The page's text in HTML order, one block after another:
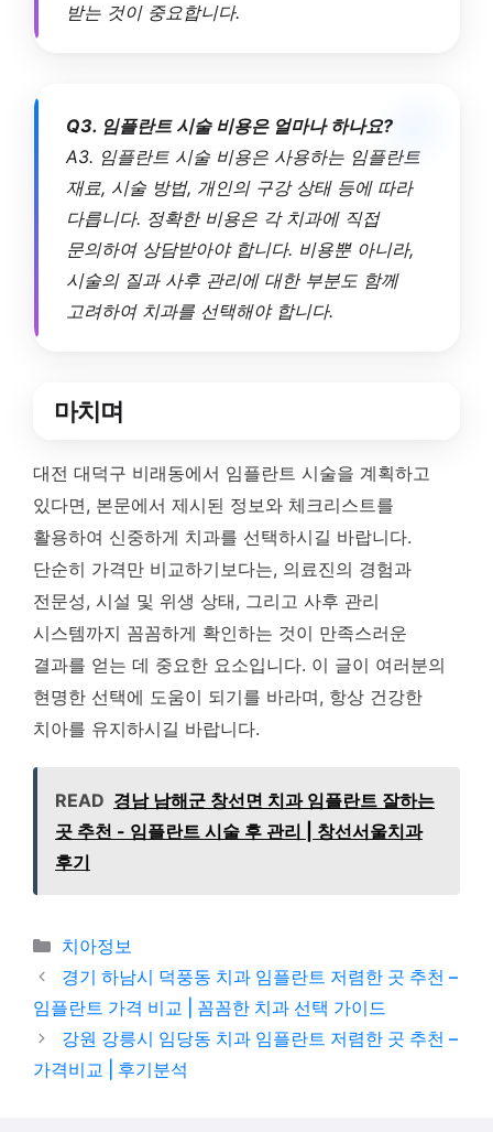
받는 것이 중요합니다.
Q3. 임플란트 시술 비용은 얼마나 하나요?
A3. 임플란트 시술 비용은 사용하는 임플란트
재료, 시술 방법, 개인의 구강 상태 등에 따라
다릅니다. 정확한 비용은 각 치과에 직접
문의하여 상담받아야 합니다. 비용뿐 아니라,
시술의 질과 사후 관리에 대한 부분도 함께
고려하여 치과를 선택해야 합니다.
마치며
대전 대덕구 비래동에서 임플란트 시술을 계획하고
있다면, 본문에서 제시된 정보와 체크리스트를
활용하여 신중하게 치과를 선택하시길 바랍니다.
단순히 가격만 비교하기보다는, 의료진의 경험과
전문성, 시설 및 위생 상태, 그리고 사후 관리
시스템까지 꼼꼼하게 확인하는 것이 만족스러운
결과를 얻는 데 중요한 요소입니다. 이 글이 여러분의
현명한 선택에 도움이 되기를 바라며, 항상 건강한
치아를 유지하시길 바랍니다.
READ 경남 남해군 창선면 치과 임플란트 잘하는
곳 추천 - 임플란트 시술 후 관리 | 창선서울치과
후기
카테고리
치아정보
경기 하남시 덕풍동 치과 임플란트 저렴한 곳 추천 –
임플란트 가격 비교 | 꼼꼼한 치과 선택 가이드
강원 강릉시 임당동 치과 임플란트 저렴한 곳 추천 –
가격비교 | 후기분석